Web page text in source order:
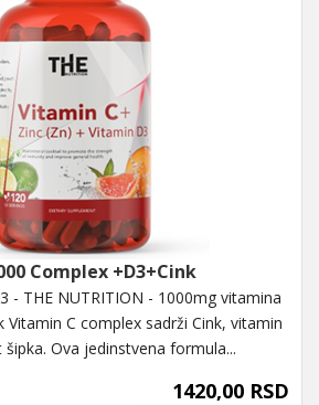
Complex +D3+Cink
- THE NUTRITION - 1000mg vitamina
Vitamin C complex sadrži Cink, vitamin
Ova jedinstvena formula...
1420,00 RSD